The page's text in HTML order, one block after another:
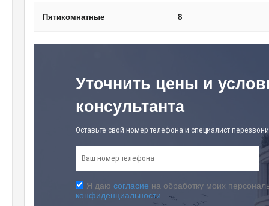
Пятикомнатные 8
Уточнить цены и
консультанта
Оставьте свой номер телефона и специалист
Я даю согласие на обработку моих
конфиденциальности